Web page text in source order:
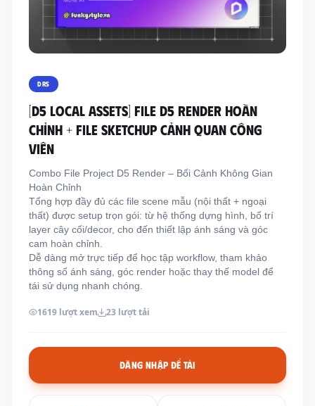
F.BLOG
Địa chỉ:
Email:
funkystylemanage@gmail.com
Điện thoại:
Đăng nhập
Đăng ký
DRS
[D5 LOCAL ASSETS] FILE D5 RENDER HOÀN
CHỈNH + FILE SKETCHUP CẢNH QUAN CÔNG
VIÊN
Combo File Project D5 Render – Bối Cảnh Không Gian
Hoàn Chỉnh
Tổng hợp đầy đủ các file scene mẫu (nội thất + ngoại
thất) được setup trọn gói: từ hệ thống dựng hình, bố trí
layer cây cối/decor, cho đến thiết lập ánh sáng và góc
cam hoàn chỉnh.
Dễ dàng mở trực tiếp để học tập workflow, tham khảo
thông số ánh sáng, góc render hoặc thay thế model để
tái sử dụng nhanh chóng.
1619 lượt xem 23 lượt tải
ĐĂNG NHẬP ĐỂ TẢI